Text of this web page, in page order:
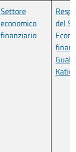
Settore
economico
finanziario
del